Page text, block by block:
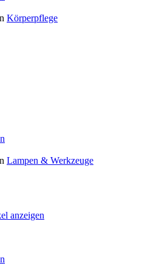
Körperpflege
Lampen & Werkzeuge
anzeigen